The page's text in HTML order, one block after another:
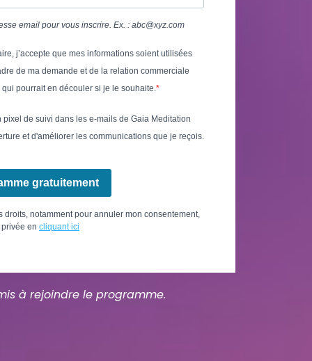
email pour vous inscrire. Ex. : abc@xyz.com
j’accepte que mes informations soient utilisées
de ma demande et de la relation commerciale
pourrait en découler si je le souhaite.
de suivi dans les e-mails de Gaia Meditation
et d'améliorer les communications que je reçois.
gratuitement
droits, notamment pour annuler mon consentement,
en cliquant ici
à rejoindre le programme.